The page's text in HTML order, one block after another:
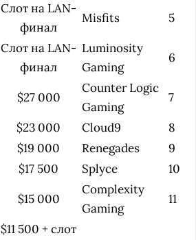
Слот на LAN-
финал
Misfits 5
Слот на LAN-
финал
Luminosity
Gaming
6
$27 000
Counter Logic
Gaming
7
$23 000 Cloud9
8
$19 000 Renegades
9
$17 500 Splyce
10
$15 000
Complexity
Gaming
11
$11 500 + слот